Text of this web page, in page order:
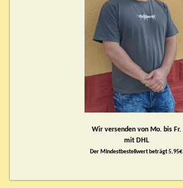
Wir versenden von Mo. bis Fr.
mit DHL
Der Mindestbestellwert beträgt 5,95€